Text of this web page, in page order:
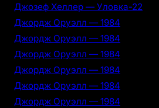
Джозеф Хеллер — Уловка-22
Джордж Оруэлл — 1984
Джордж Оруэлл — 1984
Джордж Оруэлл — 1984
Джордж Оруэлл — 1984
Джордж Оруэлл — 1984
Джордж Оруэлл — 1984